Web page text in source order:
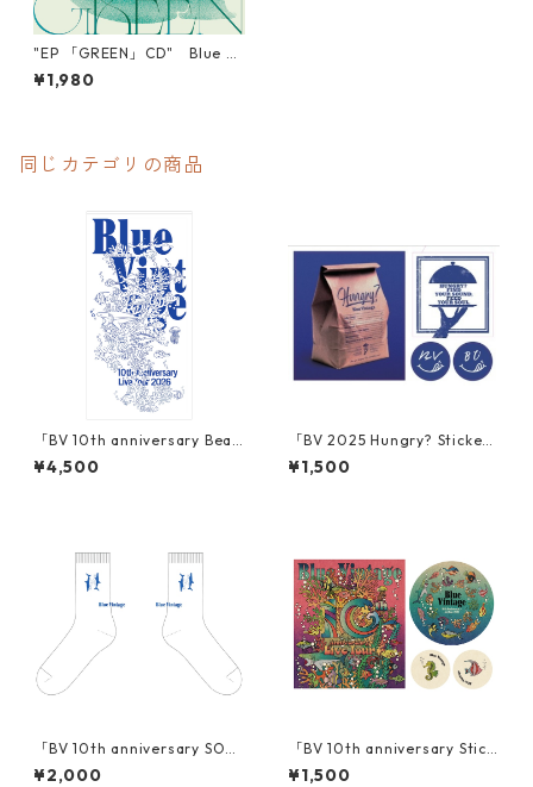
"EP 「GREEN」CD" Blue Vi
ntage
¥1,980
同じカテゴリの商品
「BV 10th anniversary Beac
h towel」
¥4,500
「BV 2025 Hungry? Sticke
r」
¥1,500
「BV 10th anniversary SOCK
S」
¥2,000
「BV 10th anniversary Stick
er」
¥1,500